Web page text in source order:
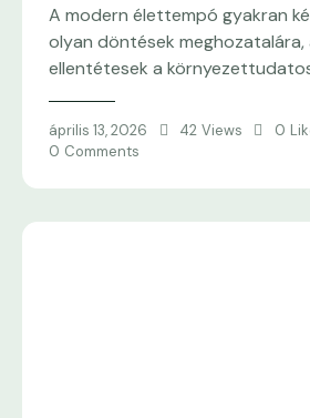
A modern élettempó gyakran
olyan döntések meghozatalára,
ellentétesek a
április 13, 2026 42 Views 0
0 Comments